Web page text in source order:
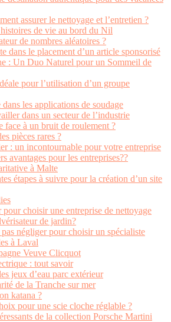
assurer le nettoyage et l’entretien ?
de vie au bord du Nil
de nombres aléatoires ?
dans le placement d’un article sponsorisé
: Un Duo Naturel pour un Sommeil de
pour l’utilisation d’un groupe
les applications de soudage
dans un secteur de l’industrie
face à un bruit de roulement ?
pièces rares ?
: un incontournable pour votre entreprise
avantages pour les entreprises??
à Malte
étapes à suivre pour la création d’un site
pour choisir une entreprise de nettoyage
de jardin?
négliger pour choisir un spécialiste
à Laval
Veuve Clicquot
: tout savoir
jeux d’eau parc extérieur
de la Tranche sur mer
katana ?
pour une scie cloche réglable ?
de la collection Porsche Martini